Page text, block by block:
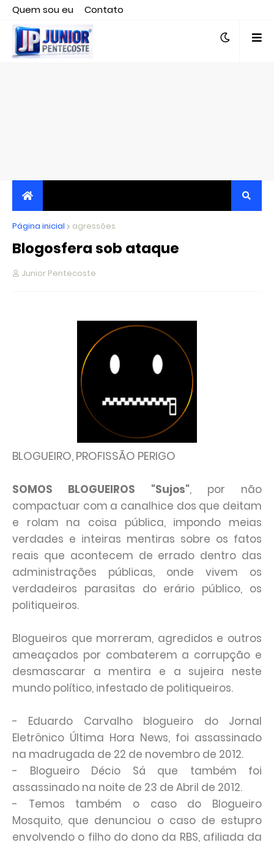
Quem sou eu
Contato
Editor responsável, jornalista Clovis Almeida.
JORNALISMO INDEPENDENTE, TRANSPARENTE E
CRÍTICO
Página inicial agressões
Blogosfera sob ataque
Junior Pentecoste
BLOGUEIRO, PROFISSÃO PERIGO
SOMOS BLOGUEIROS "Sujos", por não
compactuar com a canalhice dos que deitam
e rolam na coisa pública, impondo meias
verdades e inteiras mentiras sobre os fatos
reais que acontecem de errado dentro das
administrações públicas, onde vivem os
verdadeiros parasitas do erário público, os
politiqueiros.
Blogueiros que morreram, agredidos e outros
ameaçados por combaterem a corrupção e
desmascarar a mentira e a sujeira neste
mundo político, infestado de politiqueiros.
- Eduardo Carvalho blogueiro do Jornal
Eletrônico Última Hora News, foi assassinado
na madrugada de 22 de novembro de 2012.
- Blogueiro Décio Sá que também foi
assassinado na noite de 23 de Abril de 2012.
- Temos também o caso do Blogueiro
Mosquito, que denunciou o caso de estupro
envolvendo o filho do dono da RBS, afiliada da